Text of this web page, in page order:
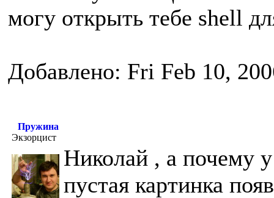
могу открыть тебе shell
Добавлено: Fri Feb 10,
Пружина
Экзорцист
Николай , а почему
пустая картинка